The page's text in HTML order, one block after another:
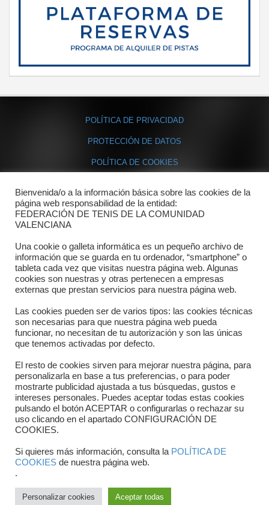
POLÍTICA DE PRIVACIDAD
PROTECCIÓN DE DATOS
POLÍTICA DE COOKIES
Contacto
Dónde estamos
Directorio departamentos
Horario
Formulario de contacto
Copyright © 2025 FTCV
Bienvenida/o a la información básica sobre las cookies de la
página web responsabilidad de la entidad:
FEDERACIÓN DE TENIS DE LA COMUNIDAD
VALENCIANA
Una cookie o galleta informática es un pequeño archivo de
información que se guarda en tu ordenador, “smartphone” o
tableta cada vez que visitas nuestra página web. Algunas
cookies son nuestras y otras pertenecen a empresas
externas que prestan servicios para nuestra página web.
Las cookies pueden ser de varios tipos: las cookies técnicas
son necesarias para que nuestra página web pueda
funcionar, no necesitan de tu autorización y son las únicas
que tenemos activadas por defecto.
El resto de cookies sirven para mejorar nuestra página, para
personalizarla en base a tus preferencias, o para poder
mostrarte publicidad ajustada a tus búsquedas, gustos e
intereses personales. Puedes aceptar todas estas cookies
pulsando el botón ACEPTAR o configurarlas o rechazar su
uso clicando en el apartado CONFIGURACIÓN DE
COOKIES.
Si quieres más información, consulta la POLÍTICA DE
COOKIES de nuestra página web.
.
Personalizar cookies Aceptar todas